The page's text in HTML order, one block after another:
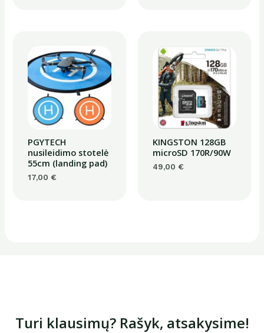
PGYTECH
nusileidimo stotelė
55cm (landing pad)
17,00 €
KINGSTON 128GB
microSD 170R/90W
49,00 €
Turi klausimų? Rašyk, atsakysime!